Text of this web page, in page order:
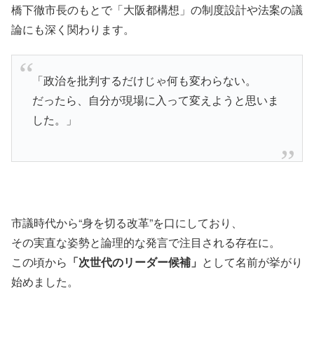
橋下徹市長のもとで「大阪都構想」の制度設計や法案の議
論にも深く関わります。
「政治を批判するだけじゃ何も変わらない。
だったら、自分が現場に入って変えようと思いま
した。」
市議時代から“身を切る改革”を口にしており、
その実直な姿勢と論理的な発言で注目される存在に。
この頃から 「次世代のリーダー候補」 として名前が挙がり
始めました。